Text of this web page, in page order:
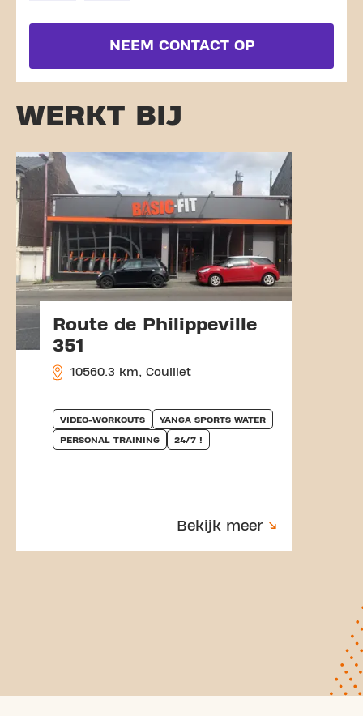
NEEM CONTACT OP
WERKT BIJ
Route de Philippeville
351
10560.3 km, Couillet
VIDEO-WORKOUTS YANGA SPORTS WATER
PERSONAL TRAINING 24/7 !
Bekijk meer